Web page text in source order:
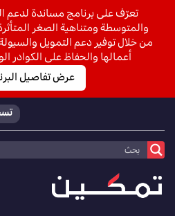
تعرّف على برنامج مساندة
والمتوسطة ومتناهية الصغر
من خلال توفير دعم التمويل
أعمالها والحفاظ على الكوادر
عرض تفاصيل